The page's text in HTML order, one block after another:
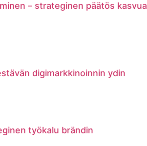
– strateginen päätös kasvua
digimarkkinoinnin ydin
työkalu brändin